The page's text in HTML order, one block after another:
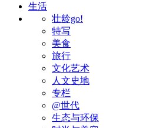
生活
壮龄go!
特写
美食
旅行
文化艺术
人文史地
专栏
@世代
生态与环保